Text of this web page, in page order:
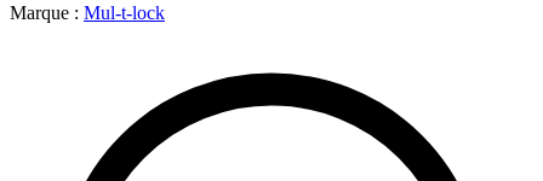
Marque : Mul-t-lock